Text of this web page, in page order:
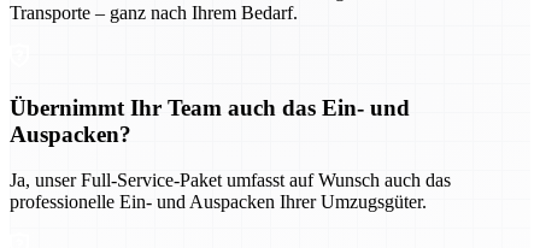
Transporte – ganz nach Ihrem Bedarf.
Übernimmt Ihr Team auch das Ein- und
Auspacken?
Ja, unser Full-Service-Paket umfasst auf Wunsch auch das
professionelle Ein- und Auspacken Ihrer Umzugsgüter.